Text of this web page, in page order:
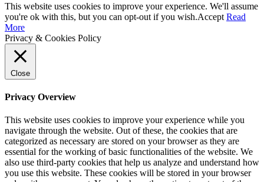
This website uses cookies to improve your experience. We'll assume
you're ok with this, but you can opt-out if you wish.Accept Read
More
Privacy & Cookies Policy
Close
Privacy Overview
This website uses cookies to improve your experience while you
navigate through the website. Out of these, the cookies that are
categorized as necessary are stored on your browser as they are
essential for the working of basic functionalities of the website. We
also use third-party cookies that help us analyze and understand how
you use this website. These cookies will be stored in your browser